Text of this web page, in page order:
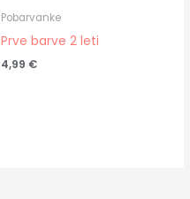
Pobarvanke
Prve barve 2 leti
4,99 €